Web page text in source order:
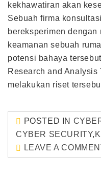
kekhawatiran akan
Sebuah firma
bereksperimen
keamanan sebuah
potensi bahaya
Research and Analysis
melakukan riset
POSTED IN
CYBER SECURITY,
LEAVE A